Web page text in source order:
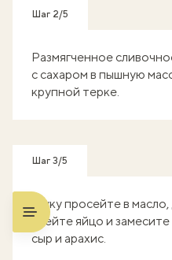
Шаг 2/5
Размягченное
с сахаром в пышную
крупной терке.
Шаг 3/5
Муку просейте в масло,
вбейте яйцо и
сыр и арахис.